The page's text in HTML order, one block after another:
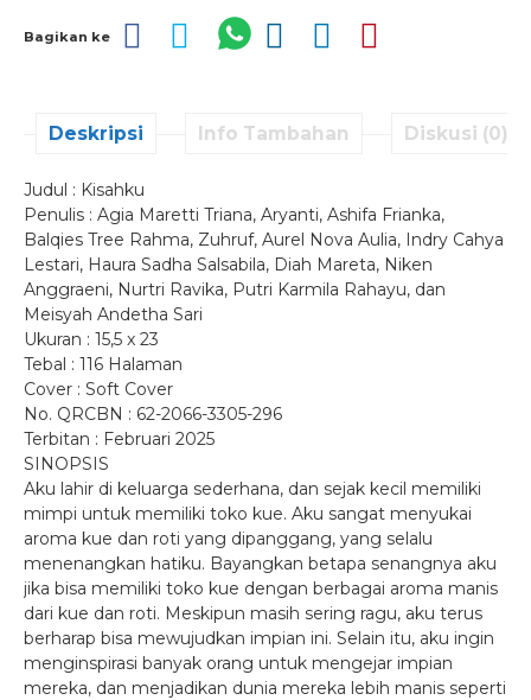
Bagikan ke
Deskripsi Info Tambahan Diskusi (0)
Judul : Kisahku
Penulis : Agia Maretti Triana, Aryanti, Ashifa Frianka,
Balqies Tree Rahma, Zuhruf, Aurel Nova Aulia, Indry Cahya
Lestari, Haura Sadha Salsabila, Diah Mareta, Niken
Anggraeni, Nurtri Ravika, Putri Karmila Rahayu, dan
Meisyah Andetha Sari
Ukuran : 15,5 x 23
Tebal : 116 Halaman
Cover : Soft Cover
No. QRCBN : 62-2066-3305-296
Terbitan : Februari 2025
SINOPSIS
Aku lahir di keluarga sederhana, dan sejak kecil memiliki
mimpi untuk memiliki toko kue. Aku sangat menyukai
aroma kue dan roti yang dipanggang, yang selalu
menenangkan hatiku. Bayangkan betapa senangnya aku
jika bisa memiliki toko kue dengan berbagai aroma manis
dari kue dan roti. Meskipun masih sering ragu, aku terus
berharap bisa mewujudkan impian ini. Selain itu, aku ingin
menginspirasi banyak orang untuk mengejar impian
mereka, dan menjadikan dunia mereka lebih manis seperti